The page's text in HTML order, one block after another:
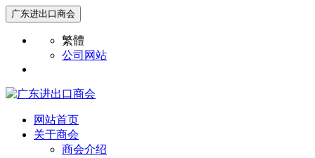
广东进出口商会
繁體
公司网站
网站首页
关于商会
商会介绍